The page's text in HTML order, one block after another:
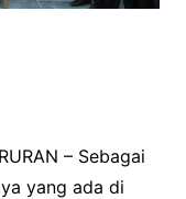
– Sebagai
yang ada di